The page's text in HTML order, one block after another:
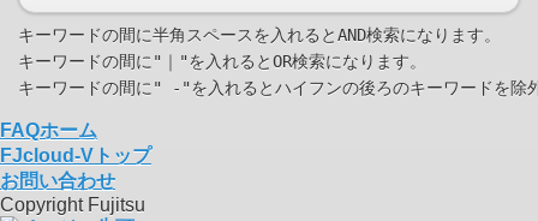
キーワードの間に半角スペースを入れるとAND検索になります。
キーワードの間に"｜"を入れるとOR検索になります。
FAQホーム
FJcloud-Vトップ
お問い合わせ
Copyright Fujitsu